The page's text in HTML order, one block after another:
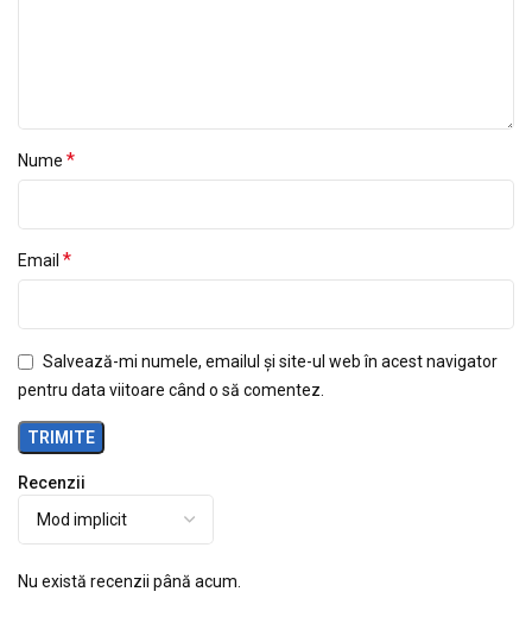
Recenzii
Nu există recenzii până acum.
Nume *
Email *
Salvează-mi numele, emailul și site-ul web în acest navigator
pentru data viitoare când o să comentez.